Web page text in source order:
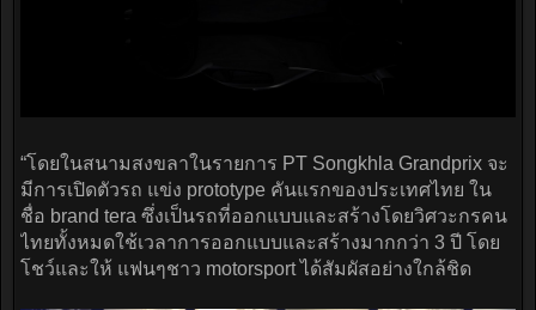
“โดยในสนามสงขลาในรายการ PT Songkhla Grandprix จะ
มีการเปิดตัวรถ แข่ง prototype คันแรกของประเทศไทย ใน
ชื่อ brand tera ซึ่งเป็นรถที่ออกแบบและสร้างโดยวิศวะกรคน
ไทยทั้งหมดใช้เวลาการออกแบบและสร้างมากกว่า 3 ปี โดย
โชว์และให้ แฟนๆชาว motorsport ได้สัมผัสอย่างใกล้ชิด